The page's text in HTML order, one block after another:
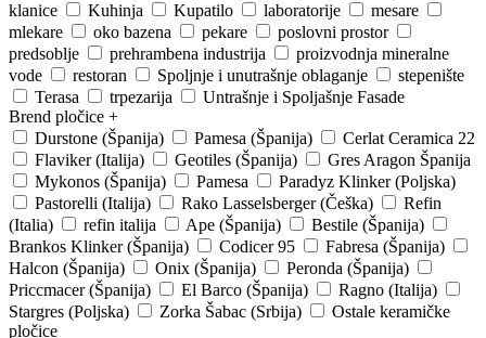
klanice
Kuhinja Kupatilo laboratorije
mesare
mlekare
oko bazena pekare
poslovni prostor
predsoblje
prehrambena industrija
proizvodnja mineralne
vode
restoran Spoljnje i unutrašnje oblaganje
stepenište
Terasa
trpezarija
Untrašnje i Spoljašnje Fasade
Brend pločice +
Durstone (Španija)
Pamesa (Španija)
Cerlat Ceramica 22
Flaviker (Italija)
Geotiles (Španija)
Gres Aragon Španija
Mykonos (Španija)
Pamesa
Paradyz Klinker (Poljska)
Pastorelli (Italija)
Rako Lasselsberger (Češka)
Refin
(Italia)
refin italija Ape (Španija)
Bestile (Španija)
Brankos Klinker (Španija)
Codicer 95
Fabresa (Španija)
Halcon (Španija)
Onix (Španija)
Peronda (Španija)
Priccmacer (Španija)
El Barco (Španija)
Ragno (Italija)
Stargres (Poljska)
Zorka Šabac (Srbija)
Ostale keramičke
pločice